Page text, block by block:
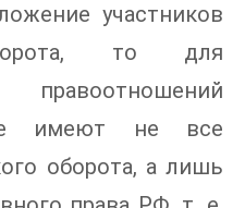
участников
то для
имеют не все
оборота, а лишь